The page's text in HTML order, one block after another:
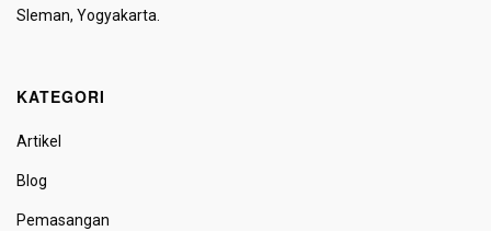
Sleman, Yogyakarta.
KATEGORI
Artikel
Blog
Pemasangan